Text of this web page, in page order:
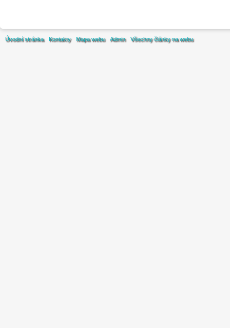
Úvodní stránka Kontakty Mapa webu Admin Všechny články na webu